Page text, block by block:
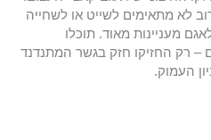
לא מתאימים לשייט או לשחייה
מעניינות מאוד. תוכלו
רק החזיקו חזק בגשר המתנדנד
העמוק.